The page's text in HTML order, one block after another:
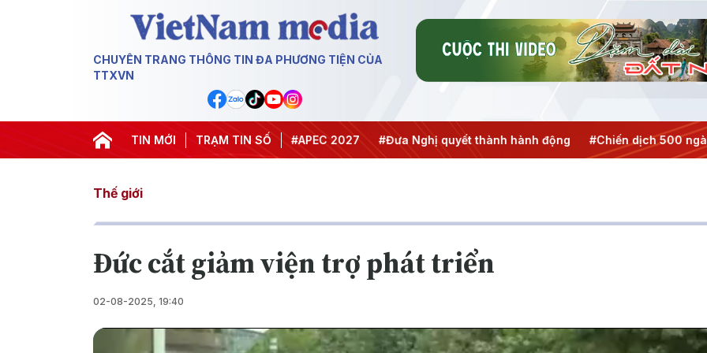
CHUYÊN TRANG THÔNG TIN ĐA PHƯƠNG TIỆN CỦA
TTXVN
TIN MỚI TRẠM TIN SỐ
#Hội nghị Trung ương 3 #APEC 2027 #Đưa Nghị quyết thành hành động #Chiến dịch 500 ngày đêm
Thế giới
Đức cắt giảm viện trợ phát triển
02-08-2025, 19:40